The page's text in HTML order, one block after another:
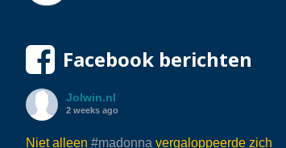
Facebook berichten
Jolwin.nl
2 weeks ago
Niet alleen #madonna vergaloppeerde zich